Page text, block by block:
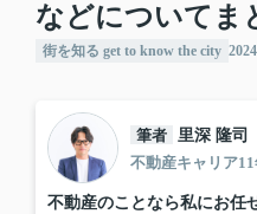
などについてま
街を知る get to know the city
筆者
里深 隆司
不動産キャリア
不動産のことなら私にお任